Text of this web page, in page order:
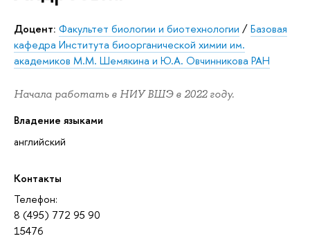
Доцент: Факультет биологии и биотехнологии /Базовая
кафедра Института биоорганической химии им.
академиков М.М. Шемякина и Ю.А. Овчинникова РАН
Начала работать в НИУ ВШЭ в 2022 году.
Владение языками
английский
Контакты
Телефон:
8 (495) 772 95 90
15476